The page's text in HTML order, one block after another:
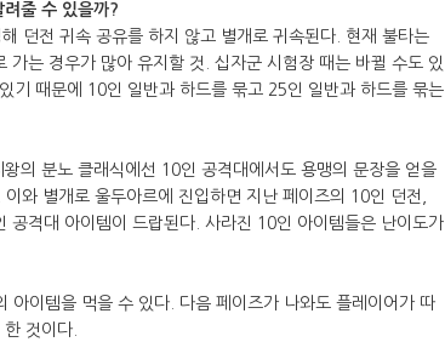
줄 수 있을까?
던전 귀속 공유를 하지 않고 별개로 귀속된다. 현재 불타는
는 경우가 많아 유지할 것. 십자군 시험장 때는 바뀔 수도 있
기 때문에 10인 일반과 하드를 묶고 25인 일반과 하드를 묶는
의 분노 클래식에선 10인 공격대에서도 용맹의 문장을 얻을
와 별개로 울두아르에 진입하면 지난 페이즈의 10인 던전,
공격대 아이템이 드랍된다. 사라진 10인 아이템들은 난이도가
아이템을 먹을 수 있다. 다음 페이즈가 나와도 플레이어가 따
것이다.